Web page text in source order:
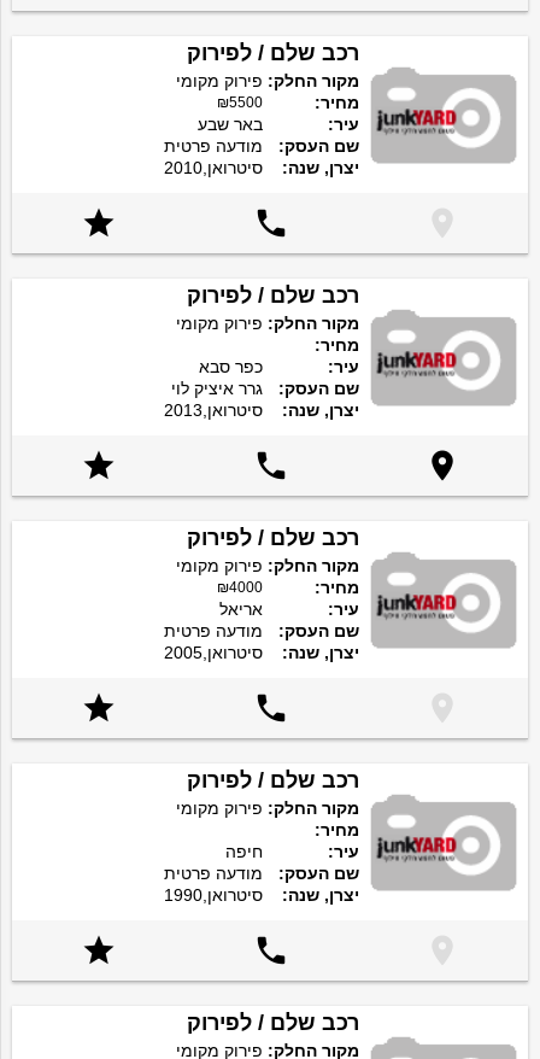
רכב שלם / לפירוק
מקור החלק: פירוק מקומי
מחיר:
₪5500
עיר:
באר שבע
שם העסק:
מודעה פרטית
יצרן, שנה:
סיטרואן,2010



רכב שלם / לפירוק
מקור החלק: פירוק מקומי
מחיר:
עיר:
כפר סבא
שם העסק:
גרר איציק לוי
יצרן, שנה:
סיטרואן,2013



רכב שלם / לפירוק
מקור החלק: פירוק מקומי
מחיר:
₪4000
עיר:
אריאל
שם העסק:
מודעה פרטית
יצרן, שנה:
סיטרואן,2005



רכב שלם / לפירוק
מקור החלק: פירוק מקומי
מחיר:
עיר:
חיפה
שם העסק:
מודעה פרטית
יצרן, שנה:
סיטרואן,1990



רכב שלם / לפירוק
מקור החלק: פירוק מקומי